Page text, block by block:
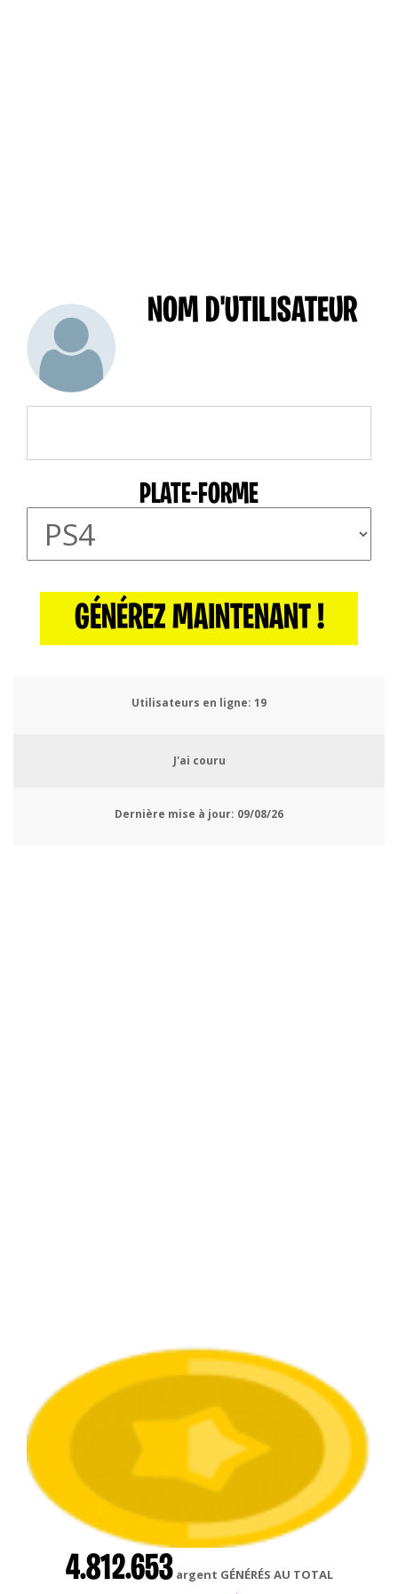
NOM D'UTILISATEUR
PLATE-FORME
GÉNÉREZ MAINTENANT !
Utilisateurs en ligne: 20
J'ai couru
Dernière mise à jour: 09/08/26
4.812.653 argent GÉNÉRÉS AU TOTAL